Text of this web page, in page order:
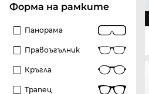
Форма на рамките
Панорама
Правоъгълник
Кръгла
Трапец